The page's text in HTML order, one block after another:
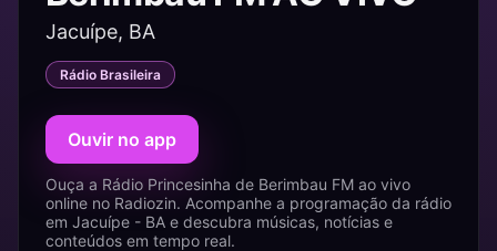
Jacuípe, BA
Rádio Brasileira
Ouvir no app
Ouça a Rádio Princesinha de Berimbau FM ao vivo
online no Radiozin. Acompanhe a programação da rádio
em Jacuípe - BA e descubra músicas, notícias e
conteúdos em tempo real.